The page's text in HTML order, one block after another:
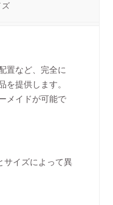
ズ
置など、完全に
を提供します。
メイドが可能で
サイズによって異